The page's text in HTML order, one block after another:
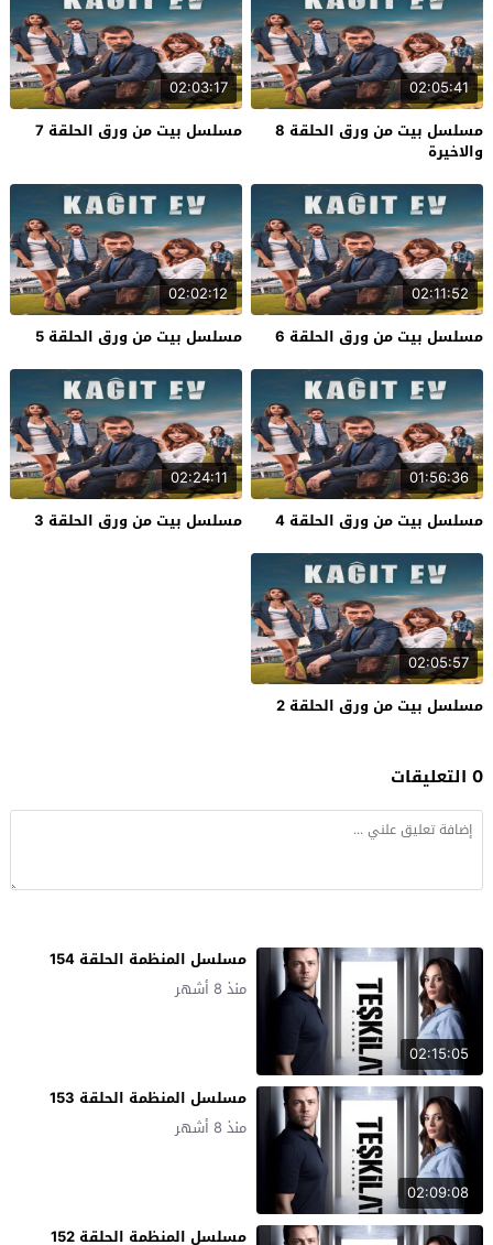
02:05:41
مسلسل بيت من ورق الحلقة 8
والاخيرة
02:03:17
مسلسل بيت من ورق الحلقة 7
02:11:52
مسلسل بيت من ورق الحلقة 6
02:02:12
مسلسل بيت من ورق الحلقة 5
01:56:36
مسلسل بيت من ورق الحلقة 4
02:24:11
مسلسل بيت من ورق الحلقة 3
02:05:57
مسلسل بيت من ورق الحلقة 2
0 التعليقات
02:15:05
مسلسل المنظمة الحلقة 154
منذ 8 أشهر
02:09:08
مسلسل المنظمة الحلقة 153
منذ 8 أشهر
مسلسل المنظمة الحلقة 152